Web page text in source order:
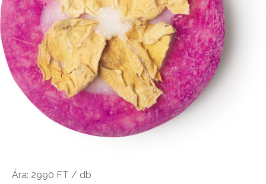
Ára: 2990 FT / db